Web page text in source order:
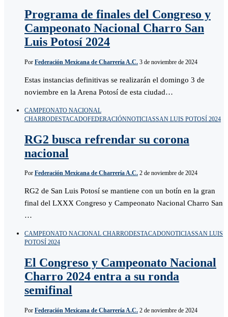
Programa de finales del Congreso y
Campeonato Nacional Charro San
Luis Potosí 2024
Por Federación Mexicana de Charrería A.C. 3 de noviembre de 2024
Estas instancias definitivas se realizarán el domingo 3 de
noviembre en la Arena Potosí de esta ciudad…
CAMPEONATO NACIONAL
CHARRODESTACADOFEDERACIÓNNOTICIASSAN LUIS POTOSÍ 2024
RG2 busca refrendar su corona
nacional
Por Federación Mexicana de Charrería A.C. 2 de noviembre de 2024
RG2 de San Luis Potosí se mantiene con un botín en la gran
final del LXXX Congreso y Campeonato Nacional Charro San
…
CAMPEONATO NACIONAL CHARRODESTACADONOTICIASSAN LUIS
POTOSÍ 2024
El Congreso y Campeonato Nacional
Charro 2024 entra a su ronda
semifinal
Por Federación Mexicana de Charrería A.C. 2 de noviembre de 2024